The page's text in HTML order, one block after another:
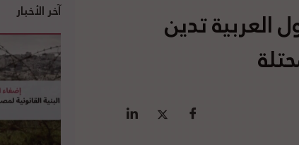
العربية تدين
آخر الأخبار